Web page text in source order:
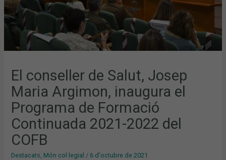
El conseller de Salut, Josep
Maria Argimon, inaugura el
Programa de Formació
Continuada 2021-2022 del
COFB
Destacats, Món col·legial / 6 d'octubre de 2021
2021-
2022
DEL
COFB